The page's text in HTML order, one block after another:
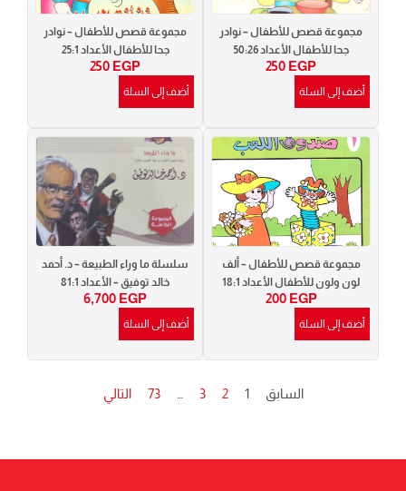
مجموعة قصص للأطفال – نوادر
جحا للأطفال الأعداد 50:26
250 EGP
أضف إلى السلة
مجموعة قصص للأطفال – نوادر
جحا للأطفال الأعداد 25:1
250 EGP
أضف إلى السلة
مجموعة قصص للأطفال – ألف
لون ولون للأطفال الأعداد 18:1
200 EGP
أضف إلى السلة
سلسلة ما وراء الطبيعة – د. أحمد
خالد توفيق – الأعداد 81:1
6,700 EGP
أضف إلى السلة
السابق 1
2
3
73 التالي